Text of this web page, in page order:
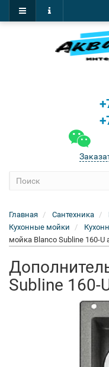
Главная Сантехника
Кухонные мойки
мойка Blanco Subline 160-U
Subline 160-